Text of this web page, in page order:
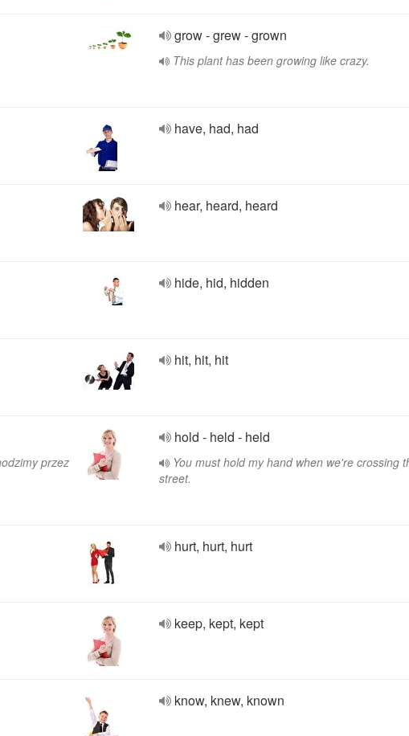
grow - grew - grown
This plant has been growing like crazy.
have, had, had
hear, heard, heard
hide, hid, hidden
hit, hit, hit
przez
hold - held - held
You must hold my hand when we're crossing
street.
hurt, hurt, hurt
keep, kept, kept
know, knew, known